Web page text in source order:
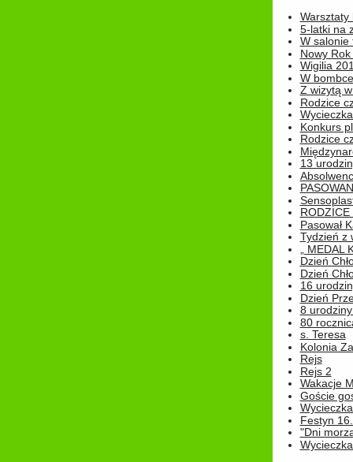
Warsztaty
5-latki na
W salonie
Nowy
Wigilia
W bombce
Z wizytą
Rodzice
Konkurs
Rodzice
13
Pasował
Tydzień z
„
Dzień
Dzień
16
Dzień
8
80
s. Teresa
Kolonia
Rejs
Rejs 2
Wakacje
Goście
Festyn
"Dni